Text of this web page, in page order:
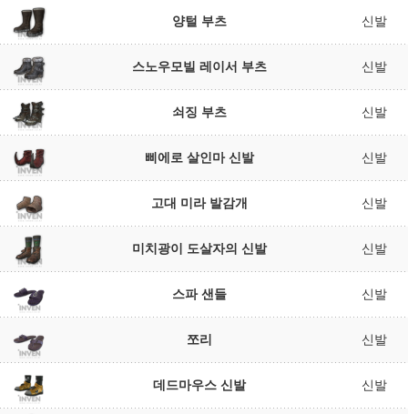
양털 부츠 신발
스노우모빌 레이서 부츠 신발
쇠징 부츠 신발
삐에로 살인마 신발 신발
고대 미라 발감개 신발
미치광이 도살자의 신발 신발
스파 샌들 신발
쪼리 신발
데드마우스 신발 신발